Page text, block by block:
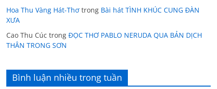
Hoa Thu Vàng Hát-Thơ trong Bài hát TÌNH KHÚC CUNG ĐÀN
XƯA
Cao Thu Cúc trongĐỌC THƠ PABLO NERUDA QUA BẢN DỊCH
THÂN TRONG SƠN
Bình luận nhiều trong tuần